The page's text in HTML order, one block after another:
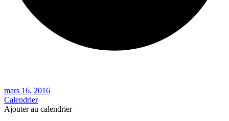
mars 16, 2016
Calendrier
Ajouter au calendrier